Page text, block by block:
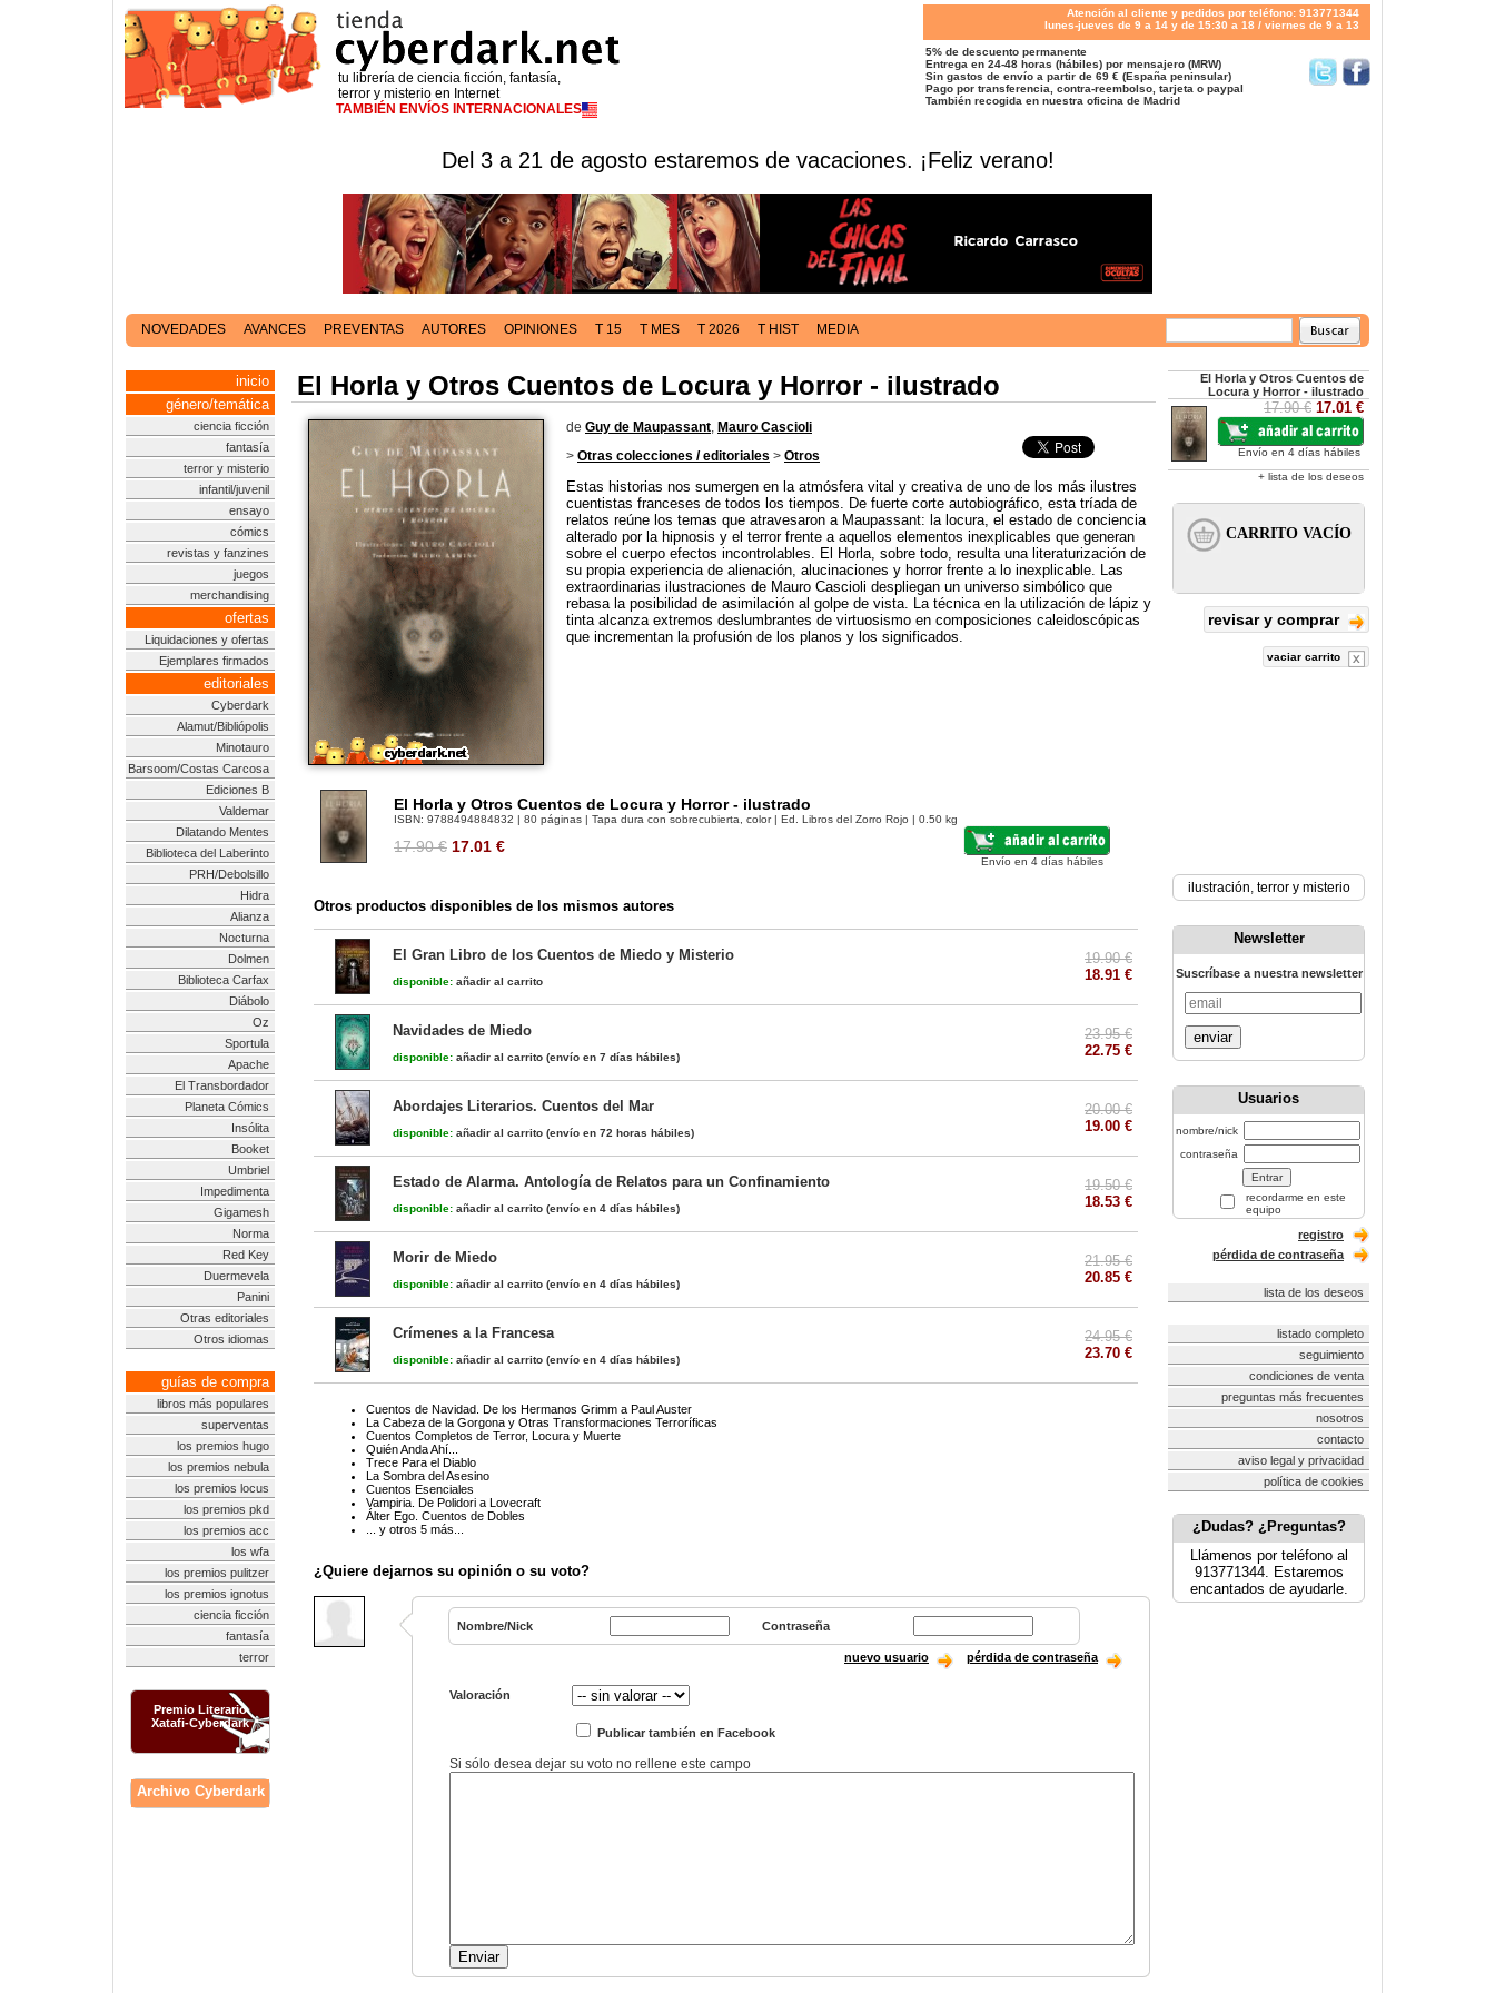
tu librería de ciencia ficción, fantasía,
terror y misterio en Internet
TAMBIÉN ENVÍOS INTERNACIONALES
Atención al cliente y pedidos por teléfono: 913771344
lunes-jueves de 9 a 14 y de 15:30 a 18 / viernes de 9 a 13
5% de descuento permanente
Entrega en 24-48 horas (hábiles) por mensajero (MRW)
Sin gastos de envío a partir de 69 € (España peninsular)
Pago por transferencia, contra-reembolso, tarjeta o paypal
También recogida en nuestra oficina de Madrid
Del 3 a 21 de agosto estaremos de vacaciones. ¡Feliz verano!
NOVEDADES AVANCES PREVENTAS AUTORES OPINIONES T 15 T MES T 2026 T HIST MEDIA
inicio
género/temática
ciencia ficción
fantasía
terror y misterio
infantil/juvenil
ensayo
cómics
revistas y fanzines
juegos
merchandising
ofertas
Liquidaciones y ofertas
Ejemplares firmados
editoriales
Cyberdark
Alamut/Bibliópolis
Minotauro
Barsoom/Costas Carcosa
Ediciones B
Valdemar
Dilatando Mentes
Biblioteca del Laberinto
PRH/Debolsillo
Hidra
Alianza
Nocturna
Dolmen
Biblioteca Carfax
Diábolo
Oz
Sportula
Apache
El Transbordador
Planeta Cómics
Insólita
Booket
Umbriel
Impedimenta
Gigamesh
Norma
Red Key
Duermevela
Panini
Otras editoriales
Otros idiomas
guías de compra
libros más populares
superventas
los premios hugo
los premios nebula
los premios locus
los premios pkd
los premios acc
los wfa
los premios pulitzer
los premios ignotus
ciencia ficción
fantasía
terror
Premio Literario
Xatafi-Cyberdark
Archivo Cyberdark
El Horla y Otros Cuentos de Locura y Horror - ilustrado
de Guy de Maupassant, Mauro Cascioli
> Otras colecciones / editoriales > Otros
Estas historias nos sumergen en la atmósfera vital y creativa de uno de los más ilustres
cuentistas franceses de todos los tiempos. De fuerte corte autobiográfico, esta tríada de
relatos reúne los temas que atravesaron a Maupassant: la locura, el estado de conciencia
alterado por la hipnosis y el terror frente a aquellos elementos inexplicables que generan
sobre el cuerpo efectos incontrolables. El Horla, sobre todo, resulta una literaturización de
su propia experiencia de alienación, alucinaciones y horror frente a lo inexplicable. Las
extraordinarias ilustraciones de Mauro Cascioli despliegan un universo simbólico que
rebasa la posibilidad de asimilación al golpe de vista. La técnica en la utilización de lápiz y
tinta alcanza extremos deslumbrantes de virtuosismo en composiciones caleidoscópicas
que incrementan la profusión de los planos y los significados.
El Horla y Otros Cuentos de Locura y Horror - ilustrado
ISBN: 9788494884832 | 80 páginas | Tapa dura con sobrecubierta, color | Ed. Libros del Zorro Rojo | 0.50 kg
17.90 € 17.01 €
Envío en 4 días hábiles
Otros productos disponibles de los mismos autores
El Gran Libro de los Cuentos de Miedo y Misterio
disponible: añadir al carrito
19.90 €
18.91 €
Navidades de Miedo
disponible: añadir al carrito (envío en 7 días hábiles)
23.95 €
22.75 €
Abordajes Literarios. Cuentos del Mar
disponible: añadir al carrito (envío en 72 horas hábiles)
20.00 €
19.00 €
Estado de Alarma. Antología de Relatos para un Confinamiento
disponible: añadir al carrito (envío en 4 días hábiles)
19.50 €
18.53 €
Morir de Miedo
disponible: añadir al carrito (envío en 4 días hábiles)
21.95 €
20.85 €
Crímenes a la Francesa
disponible: añadir al carrito (envío en 4 días hábiles)
24.95 €
23.70 €
Cuentos de Navidad. De los Hermanos Grimm a Paul Auster
La Cabeza de la Gorgona y Otras Transformaciones Terroríficas
Cuentos Completos de Terror, Locura y Muerte
Quién Anda Ahí...
Trece Para el Diablo
La Sombra del Asesino
Cuentos Esenciales
Vampiria. De Polidori a Lovecraft
Álter Ego. Cuentos de Dobles
... y otros 5 más...
¿Quiere dejarnos su opinión o su voto?
Nombre/Nick Contraseña
nuevo usuario pérdida de contraseña
Valoración
Publicar también en Facebook
Si sólo desea dejar su voto no rellene este campo
El Horla y Otros Cuentos de
Locura y Horror - ilustrado
17.90 € 17.01 €
Envío en 4 días hábiles
+ lista de los deseos
revisar y comprar
vaciar carrito
ilustración, terror y misterio
Newsletter
Suscríbase a nuestra newsletter
enviar
Usuarios
nombre/nick
contraseña
recordarme en este
equipo
registro
pérdida de contraseña
lista de los deseos
listado completo
seguimiento
condiciones de venta
preguntas más frecuentes
nosotros
contacto
aviso legal y privacidad
política de cookies
¿Dudas? ¿Preguntas?
Llámenos por teléfono al
913771344. Estaremos
encantados de ayudarle.